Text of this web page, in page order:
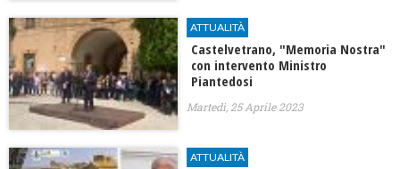
ATTUALITÀ
Castelvetrano, "Memoria Nostra"
con intervento Ministro
Piantedosi
Martedì, 25 Aprile 2023
ATTUALITÀ